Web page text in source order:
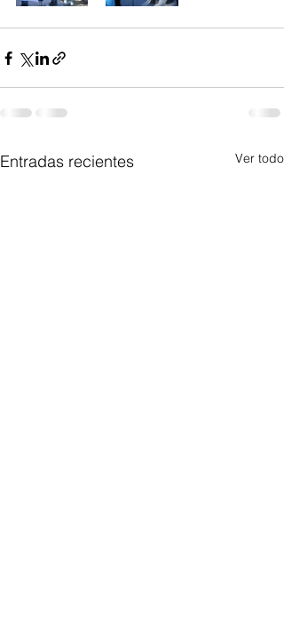
Entradas recientes Ver todo